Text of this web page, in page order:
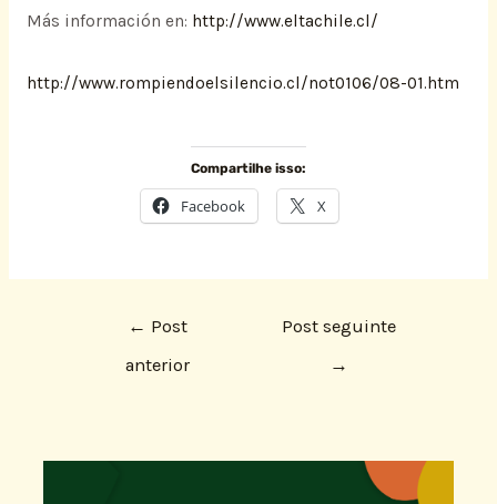
Más información en: http://www.eltachile.cl/
http://www.rompiendoelsilencio.cl/not0106/08-01.htm
Compartilhe isso:
Facebook X
← Post
anterior
Post seguinte
→